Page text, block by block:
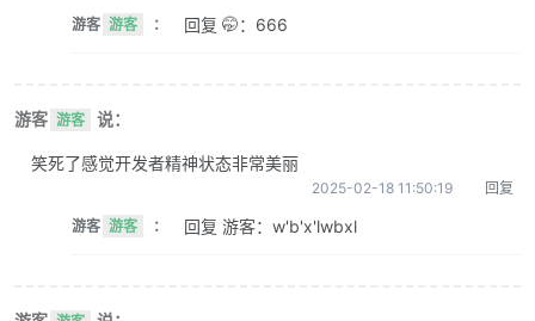
游客 游客 ： 回复 🤭：666
游客 游客 说：
笑死了感觉开发者精神状态非常美丽
2025-02-18 11:50:19 回复
游客 游客 ： 回复 游客：w'b'x'lwbxl